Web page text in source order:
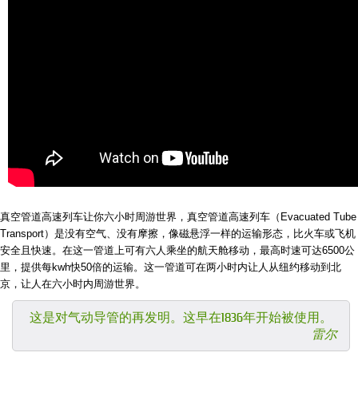
真空管道高速列车让你六小时周游世界，真空管道高速列车（Evacuated Tube
Transport）是没有空气、没有摩擦，像磁悬浮一样的运输形态，比火车或飞机
安全且快速。在这一管道上可有六人乘坐的航天舱移动，最高时速可达6500公
里，提供每kwh快50倍的运输。这一管道可在两小时内让人从纽约移动到北
京，让人在六小时内周游世界。
这是对气动导管的再发明。这早在1836年开始被使用。
雷尔